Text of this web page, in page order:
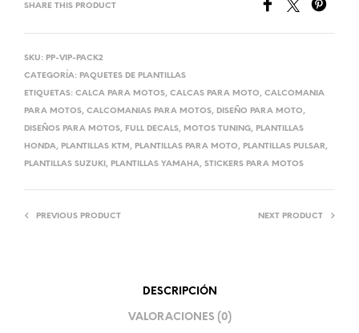
SHARE THIS PRODUCT
SKU: PP-VIP-PACK2
CATEGORÍA: PAQUETES DE PLANTILLAS
ETIQUETAS: CALCA PARA MOTOS, CALCAS PARA MOTO, CALCOMANIA
PARA MOTOS, CALCOMANIAS PARA MOTOS, DISEÑO PARA MOTO,
DISEÑOS PARA MOTOS, FULL DECALS, MOTOS TUNING, PLANTILLAS
HONDA, PLANTILLAS KTM , PLANTILLAS PARA MOTO, PLANTILLAS PULSAR,
PLANTILLAS SUZUKI , PLANTILLAS YAMAHA, STICKERS PARA MOTOS
PREVIOUS PRODUCT NEXT PRODUCT
DESCRIPCIÓN
VALORACIONES (0)